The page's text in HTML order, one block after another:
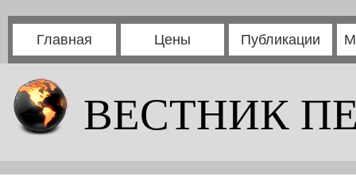
Главная Цены Публикации
ВЕСТНИК